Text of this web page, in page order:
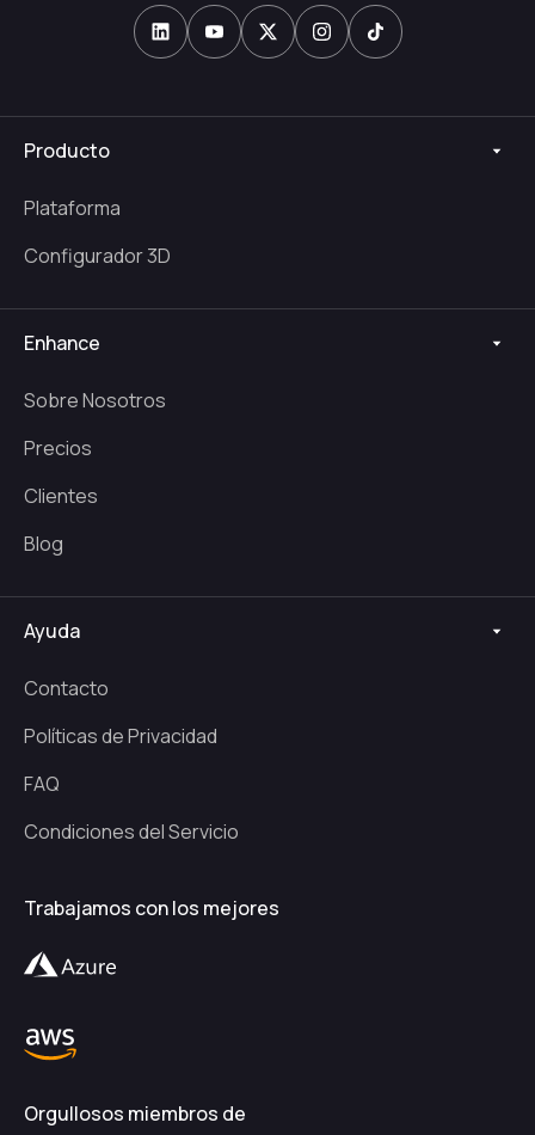
Producto
Plataforma
Configurador 3D
Enhance
Sobre Nosotros
Precios
Clientes
Blog
Ayuda
Contacto
Políticas de Privacidad
FAQ
Condiciones del Servicio
Trabajamos con los mejores
Orgullosos miembros de